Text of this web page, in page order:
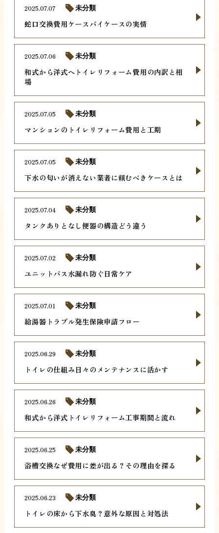
蛇口交換費用ケースバイケースの実情
2025.07.07 未分類
和式から洋式へトイレリフォーム費用の内訳と相
場
2025.07.06 未分類
マンションのトイレリフォーム費用と工期
2025.07.05 未分類
下水の匂いが消えない業者に頼むべきケースとは
2025.07.05 未分類
タンクありとなし便器の構造どう違う
2025.07.04 未分類
ユニットバス水漏れ防ぐ日常ケア
2025.07.02 未分類
給湯器トラブル発生保険申請フロー
2025.07.01 未分類
トイレの仕組み日々のメンテナンスに活かす
2025.06.29 未分類
和式から洋式トイレリフォーム工事期間と流れ
2025.06.26 未分類
浴槽交換なぜ費用に差が出る？その理由を探る
2025.06.25 未分類
トイレの床から下水臭？意外な原因と対処法
2025.06.23 未分類